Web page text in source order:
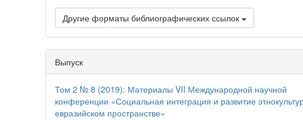
Другие форматы библиографических ссылок
Выпуск
Том 2 № 8 (2019): Материалы VII Международной научной
конференции «Социальная интеграция и развитие
евразийском пространстве»